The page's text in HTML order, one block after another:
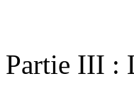
Partie III :